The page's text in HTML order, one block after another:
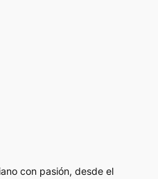
con pasión, desde el